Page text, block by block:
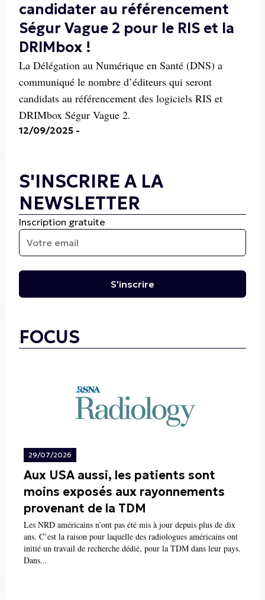
candidater au référencement
Ségur Vague 2 pour le RIS et la
DRIMbox !
La Délégation au Numérique en Santé (DNS) a
communiqué le nombre d’éditeurs qui seront
candidats au référencement des logiciels RIS et
DRIMbox Ségur Vague 2.
12/09/2025 -
S'INSCRIRE A LA
NEWSLETTER
Inscription gratuite
S'inscrire
FOCUS
29/07/2026
Aux USA aussi, les patients sont
moins exposés aux rayonnements
provenant de la TDM
Les NRD américains n’ont pas été mis à jour depuis plus de dix
ans. C’est la raison pour laquelle des radiologues américains ont
initié un travail de recherche dédié, pour la TDM dans leur pays.
Dans...